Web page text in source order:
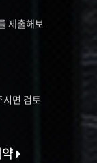
제출해보
시면 검토